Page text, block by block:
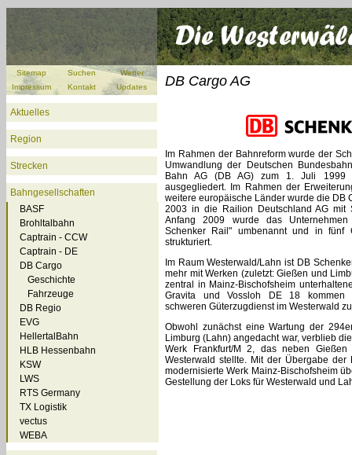
Sitemap Suchen
Wetter
Impressum
Kontakt Updates
Aktuelles
Region
Strecken
Bahngesellschaften
BASF
Brohltalbahn
Captrain - CCW
Captrain - DE
DB Cargo
Geschichte
Fahrzeuge
DB Regio
EVG
HellertalBahn
HLB Hessenbahn
KSW
LWS
RTS Germany
TX Logistik
vectus
WEBA
DB Cargo AG
Im Rahmen der Bahnreform wurde der
Umwandlung der Deutschen
Bahn AG (DB AG) zum 1. Juli
ausgegliedert. Im Rahmen der
weitere europäische Länder wurde die DB
2003 in die Railion Deutschland AG mit
Anfang 2009 wurde das
Schenker Rail" umbenannt und in fünf
strukturiert.
Im Raum Westerwald/Lahn ist DB
mehr mit Werken (zuletzt: Gießen und
zentral in Mainz-Bischofsheim
Gravita und Vossloh DE 18 kommen
schweren Güterzugdienst im Westerwald
Obwohl zunächst eine Wartung der
Limburg (Lahn) angedacht war, verblieb
Werk Frankfurt/M 2, das neben
Westerwald stellte. Mit der Übergabe der
modernisierte Werk Mainz-Bischofsheim
Gestellung der Loks für Westerwald und